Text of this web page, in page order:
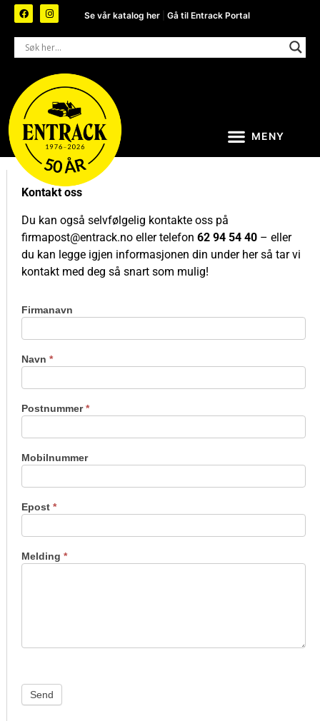
Se vår katalog her |Gå til Entrack Portal
Kontakt oss
Du kan også selvfølgelig kontakte oss på
firmapost@entrack.noeller telefon 62 94 54 40– eller
du kan legge igjen informasjonen din under her så tar vi
kontakt med deg så snart som mulig!
Kontakt
Firmanavn
Navn *
Postnummer*
Mobilnummer
Epost *
Melding *
Send